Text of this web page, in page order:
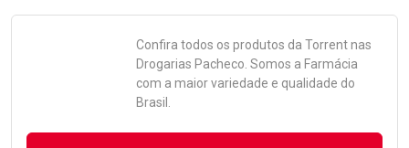
Confira todos os produtos da Torrentnas
Drogarias Pacheco. Somos a Farmácia
com a maior variedade e qualidade do
Brasil.